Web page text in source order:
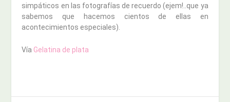
simpáticos en las fotografías de recuerdo (ejem!..que ya
sabemos que hacemos cientos de ellas en
acontecimientos especiales).
Vía Gelatina de plata